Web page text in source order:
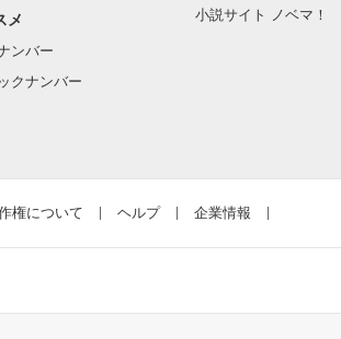
メ
ンバー
クナンバー
小説サイト ノベマ！
権について ヘルプ 企業情報